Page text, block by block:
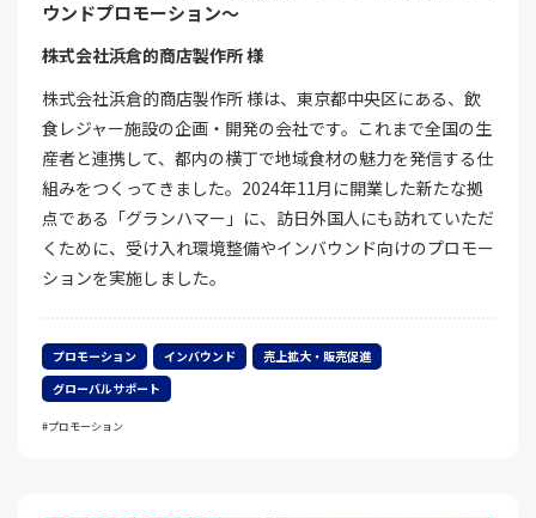
ウンドプロモーション～
株式会社浜倉的商店製作所 様
株式会社浜倉的商店製作所 様は、東京都中央区にある、飲
食レジャー施設の企画・開発の会社です。これまで全国の生
産者と連携して、都内の横丁で地域食材の魅力を発信する仕
組みをつくってきました。2024年11月に開業した新たな拠
点である「グランハマー」に、訪日外国人にも訪れていただ
くために、受け入れ環境整備やインバウンド向けのプロモー
ションを実施しました。
プロモーション インバウンド
売上拡大・販売促進
グローバルサポート
プロモーション